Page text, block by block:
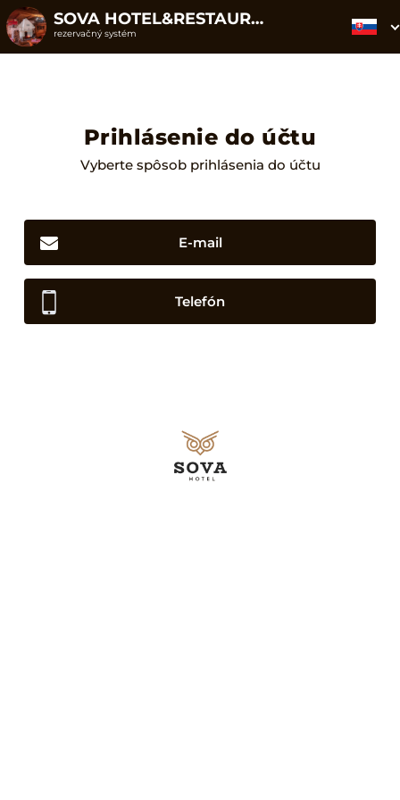
SOVA HOTEL&RESTAURANT
rezervačný systém
Prihlásenie do účtu
Vyberte spôsob prihlásenia do účtu
E-mail
Telefón